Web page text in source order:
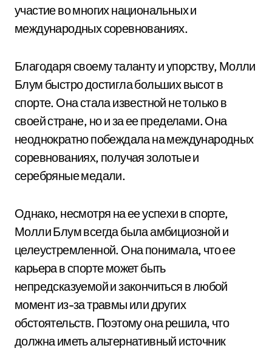
участие во многих национальных и
международных соревнованиях.
Благодаря своему таланту и упорству, Молли
Блум быстро достигла больших высот в
спорте. Она стала известной не только в
своей стране, но и за ее пределами. Она
неоднократно побеждала на международных
соревнованиях, получая золотые и
серебряные медали.
Однако, несмотря на ее успехи в спорте,
Молли Блум всегда была амбициозной и
целеустремленной. Она понимала, что ее
карьера в спорте может быть
непредсказуемой и закончиться в любой
момент из-за травмы или других
обстоятельств. Поэтому она решила, что
должна иметь альтернативный источник